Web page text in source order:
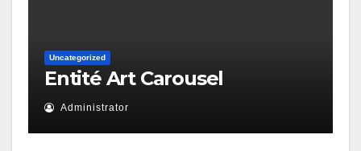
Uncategorized
Entité Art Carousel
Administrator